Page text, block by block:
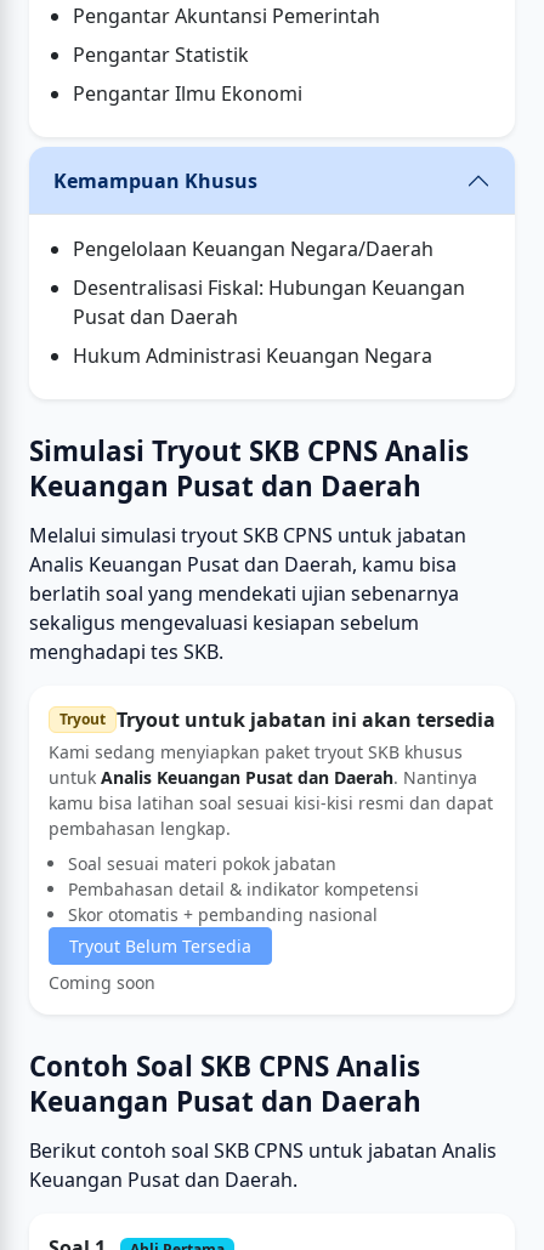
Pengantar Akuntansi Pemerintah
Pengantar Statistik
Pengantar Ilmu Ekonomi
Kemampuan Khusus
Pengelolaan Keuangan Negara/Daerah
Desentralisasi Fiskal: Hubungan Keuangan
Pusat dan Daerah
Hukum Administrasi Keuangan Negara
Simulasi Tryout SKB CPNS Analis
Keuangan Pusat dan Daerah
Melalui simulasi tryout SKB CPNS untuk jabatan
Analis Keuangan Pusat dan Daerah, kamu bisa
berlatih soal yang mendekati ujian sebenarnya
sekaligus mengevaluasi kesiapan sebelum
menghadapi tes SKB.
Tryout Tryout untuk jabatan ini akan tersedia
Kami sedang menyiapkan paket tryout SKB khusus
untuk Analis Keuangan Pusat dan Daerah. Nantinya
kamu bisa latihan soal sesuai kisi-kisi resmi dan dapat
pembahasan lengkap.
Soal sesuai materi pokok jabatan
Pembahasan detail & indikator kompetensi
Skor otomatis + pembanding nasional
Tryout Belum Tersedia
Coming soon
Contoh Soal SKB CPNS Analis
Keuangan Pusat dan Daerah
Berikut contoh soal SKB CPNS untuk jabatan Analis
Keuangan Pusat dan Daerah.